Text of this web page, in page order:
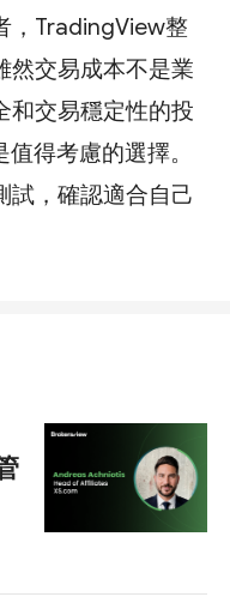
，TradingView整
然交易成本不是業
和交易穩定性的投
得考慮的選擇。
試，確認適合自己